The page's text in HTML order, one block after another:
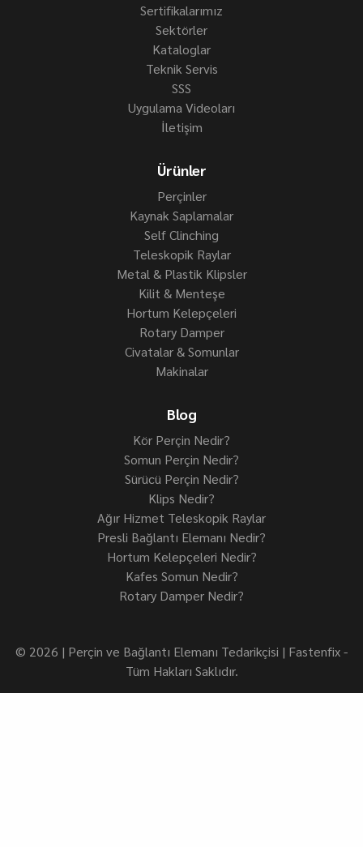
Sertifikalarımız
Sektörler
Kataloglar
Teknik Servis
SSS
Uygulama Videoları
İletişim
Ürünler
Perçinler
Kaynak Saplamalar
Self Clinching
Teleskopik Raylar
Metal & Plastik Klipsler
Kilit & Menteşe
Hortum Kelepçeleri
Rotary Damper
Civatalar & Somunlar
Makinalar
Blog
Kör Perçin Nedir?
Somun Perçin Nedir?
Sürücü Perçin Nedir?
Klips Nedir?
Ağır Hizmet Teleskopik Raylar
Presli Bağlantı Elemanı Nedir?
Hortum Kelepçeleri Nedir?
Kafes Somun Nedir?
Rotary Damper Nedir?
© 2026 | Perçin ve Bağlantı Elemanı Tedarikçisi | Fastenfix -
Tüm Hakları Saklıdır.